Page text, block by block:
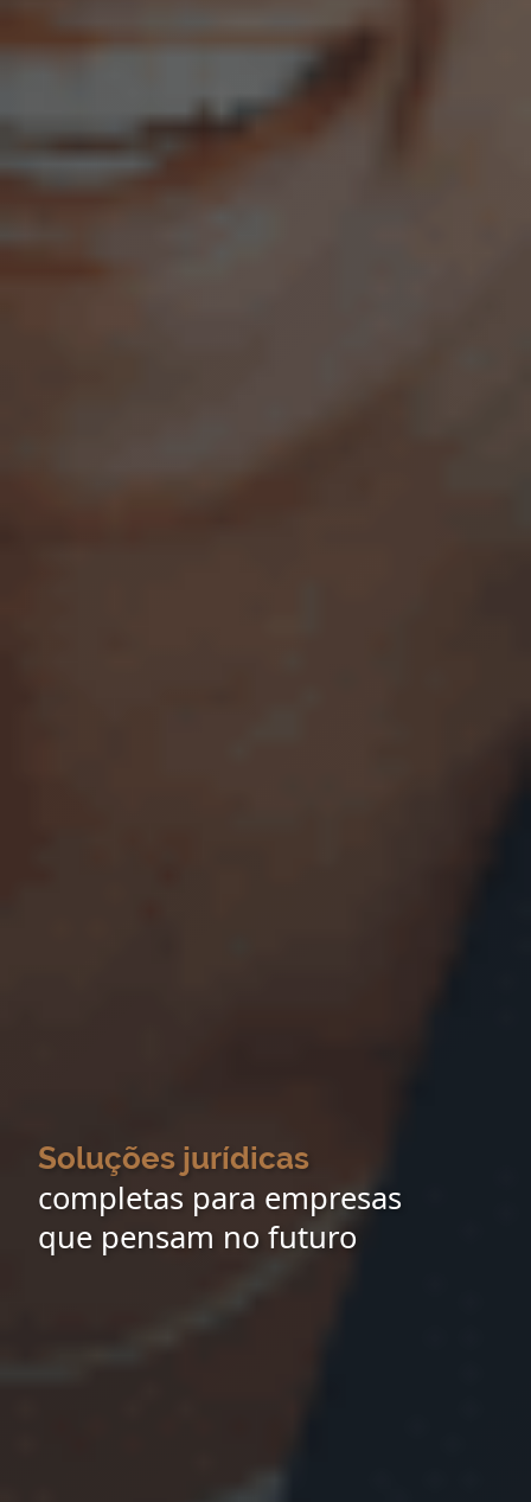
Soluções jurídicas
completas para empresas
que pensam no futuro